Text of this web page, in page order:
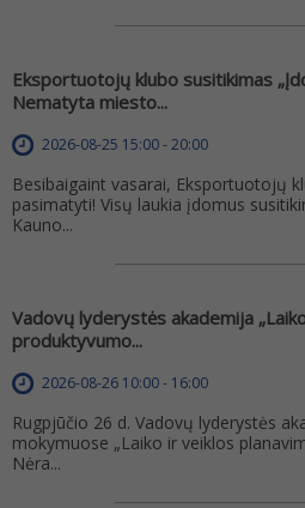
Eksportuotojų klubo susitikimas
Nematyta miesto...
2026-08-25 15:00 - 20:00
Besibaigaint vasarai, Eksportuotojų
pasimatyti! Visų laukia įdomus
Kauno...
Vadovų lyderystės akademija
produktyvumo...
2026-08-26 10:00 - 16:00
Rugpjūčio 26 d. Vadovų lyderystės
mokymuose „Laiko ir veiklos
Nėra...